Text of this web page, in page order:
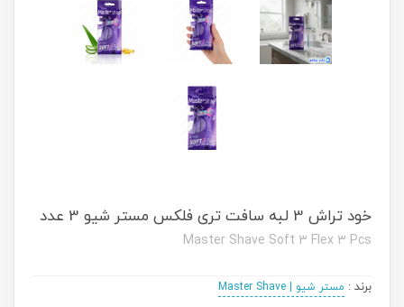
خود تراش 3 لبه سافت تری فلکس مستر شیو 3 عدد
Master Shave Soft 3 Flex 3 Pcs
برند : مستر شیو | Master Shave